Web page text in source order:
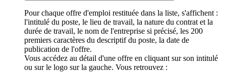
Pour chaque offre d'emploi restituée dans la liste, s'affichent :
l'intitulé du poste, le lieu de travail, la nature du contrat et la
durée de travail, le nom de l'entreprise si précisé, les 200
premiers caractères du descriptif du poste, la date de
publication de l'offre.
Vous accédez au détail d'une offre en cliquant sur son intitulé
ou sur le logo sur la gauche. Vous retrouvez :